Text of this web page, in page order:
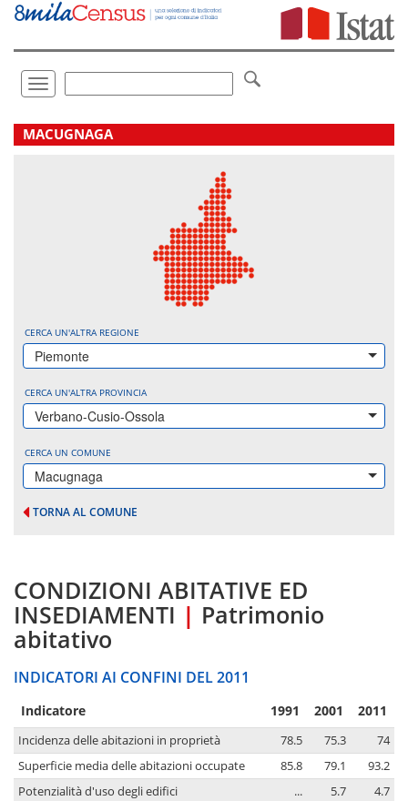
Vai
direttamente
Toggle
navigation
.
MACUGNAGA
CERCA UN'ALTRA REGIONE
Piemonte
CERCA UN'ALTRA PROVINCIA
Verbano-Cusio-Ossola
CERCA UN COMUNE
Macugnaga
TORNA AL COMUNE
CONDIZIONI ABITATIVE ED
INSEDIAMENTI | Patrimonio
abitativo
INDICATORI AI CONFINI DEL 2011
Indicatore 1991 2001 2011
Incidenza delle abitazioni in proprietà 78.5 75.3
74
Superficie media delle abitazioni occupate
85.8 79.1
93.2
Potenzialità d'uso degli edifici
... 5.7
4.7